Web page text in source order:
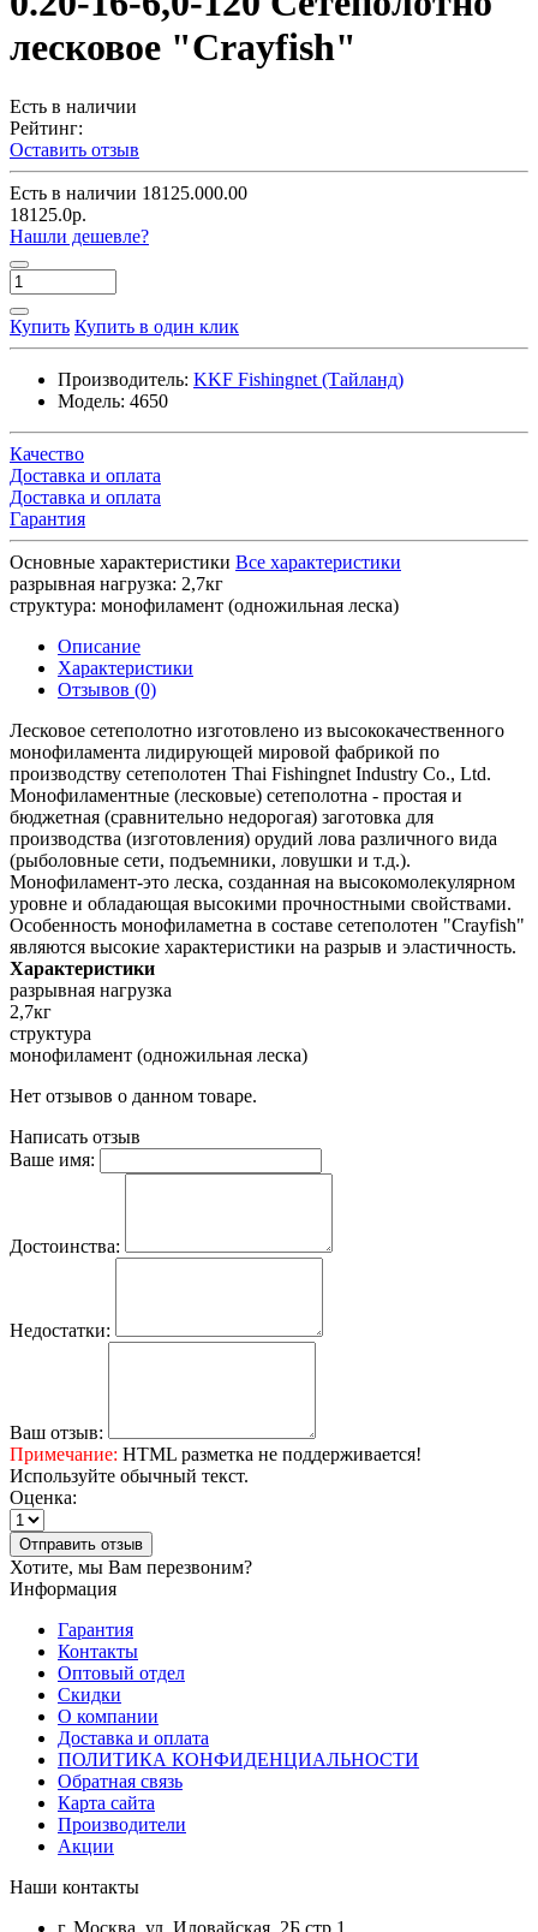
лесковое "Crayfish"
Есть в наличии
Рейтинг:
Оставить отзыв
Есть в наличии 18125.000.00
18125.0р.
Нашли дешевле?
Купить Купить в один клик
Производитель: KKF Fishingnet (Тайланд)
Модель: 4650
Качество
Доставка и оплата
Доставка и оплата
Гарантия
Основные характеристики Все характеристики
разрывная нагрузка: 2,7кг
структура: монофиламент (одножильная леска)
Описание
Характеристики
Отзывов (0)
Лесковое сетеполотно изготовлено из высококачественного
монофиламента лидирующей мировой фабрикой по
производству сетеполотен Thai Fishingnet Industry Co., Ltd.
Монофиламентные (лесковые) сетеполотна - простая и
бюджетная (сравнительно недорогая) заготовка для
производства (изготовления) орудий лова различного вида
(рыболовные сети, подъемники, ловушки и т.д.).
Монофиламент-это леска, созданная на высокомолекулярном
уровне и обладающая высокими прочностными свойствами.
Особенность монофиламетна в составе сетеполотен "Crayfish"
являются высокие характеристики на разрыв и эластичность.
Характеристики
разрывная нагрузка
2,7кг
структура
монофиламент (одножильная леска)
Нет отзывов о данном товаре.
Написать отзыв
Ваше имя:
Достоинства:
Недостатки:
Ваш отзыв:
Примечание: HTML разметка не поддерживается!
Используйте обычный текст.
Оценка:
Отправить отзыв
Хотите, мы Вам перезвоним?
Информация
Гарантия
Контакты
Оптовый отдел
Скидки
О компании
Доставка и оплата
ПОЛИТИКА КОНФИДЕНЦИАЛЬНОСТИ
Обратная связь
Карта сайта
Производители
Акции
Наши контакты
г. Москва, ул. Иловайская, 2Б стр.1